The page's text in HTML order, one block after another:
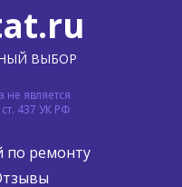
ВЫБОР
является
437 УК РФ
по ремонту